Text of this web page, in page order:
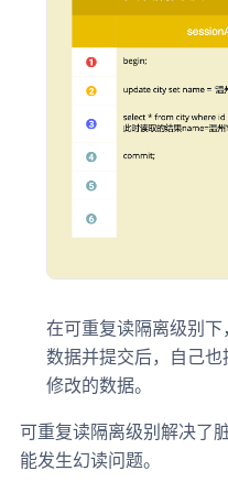
在可重复读隔离级别
数据并提交后，自己
修改的数据。
可重复读隔离级别解决了
能发生幻读问题。